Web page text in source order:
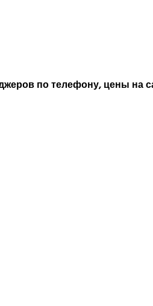
по телефону, цены на